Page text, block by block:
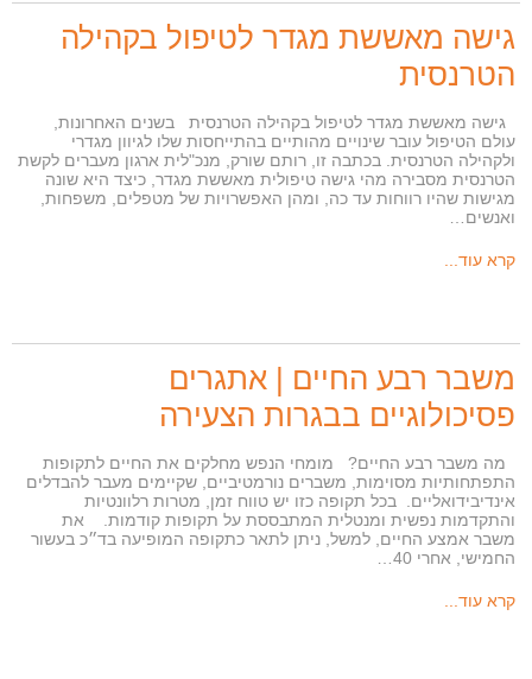
גישה מאששת מגדר לטיפול בקהילה
הטרנסית
גישה מאששת מגדר לטיפול בקהילה הטרנסית בשנים האחרונות,
עולם הטיפול עובר שינויים מהותיים בהתייחסות שלו לגיוון מגדרי
ולקהילה הטרנסית. בכתבה זו, רותם שורק, מנכ"לית ארגון מעברים לקשת
הטרנסית מסבירה מהי גישה טיפולית מאששת מגדר, כיצד היא שונה
מגישות שהיו רווחות עד כה, ומהן האפשרויות של מטפלים, משפחות,
ואנשים…
קרא עוד...
משבר רבע החיים | אתגרים
פסיכולוגיים בבגרות הצעירה
מה משבר רבע החיים? מומחי הנפש מחלקים את החיים לתקופות
התפתחותיות מסוימות, משברים נורמטיביים, שקיימים מעבר להבדלים
אינדיבידואליים. בכל תקופה כזו יש טווח זמן, מטרות רלוונטיות
והתקדמות נפשית ומנטלית המתבססת על תקופות קודמות. את
משבר אמצע החיים, למשל, ניתן לתאר כתקופה המופיעה בד״כ בעשור
החמישי, אחרי 40…
קרא עוד...